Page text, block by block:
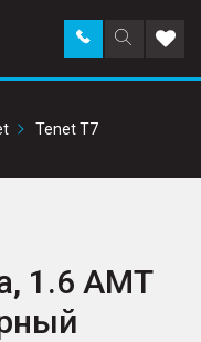
Поиск
по
Заказать
звонок в
Tenet T7
1.6 AMT